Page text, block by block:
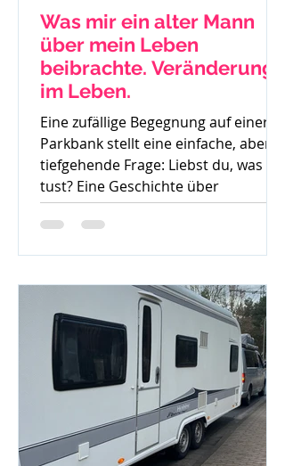
Was mir ein alter Mann
über mein Leben
beibrachte. Veränderung
im Leben.
Eine zufällige Begegnung auf einer
Parkbank stellt eine einfache, aber
tiefgehende Frage: Liebst du, was du
tust? Eine Geschichte über
Gedanken, Mut und den ersten
Schritt zur Veränderung.